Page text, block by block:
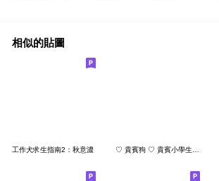
相似的貼圖
工作犬求生指南2：秋意濃 ♡ 貴賓狗 ♡ 貴賓小學生一起學注音 01